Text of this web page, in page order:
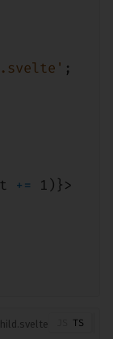
;
+= 1)}>